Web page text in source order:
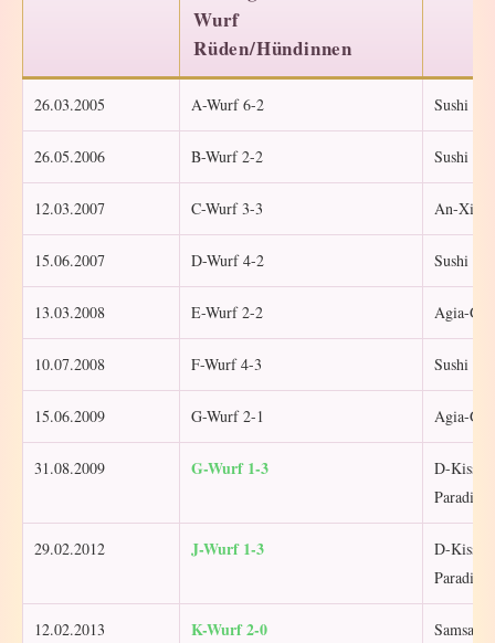
Wurf
Rüden/Hündinnen
26.03.2005 A-Wurf 6-2 Sushi
26.05.2006 B-Wurf 2-2 Sushi
12.03.2007 C-Wurf 3-3 An-Xi
15.06.2007 D-Wurf 4-2 Sushi
13.03.2008 E-Wurf 2-2 Agia-Gin
10.07.2008 F-Wurf 4-3 Sushi
15.06.2009 G-Wurf 2-1 Agia-Gin
31.08.2009 G-Wurf 1-3
D-Kiss
Paradise
29.02.2012 J-Wurf 1-3
D-Kiss
Paradise
12.02.2013 K-Wurf 2-0 Samsara